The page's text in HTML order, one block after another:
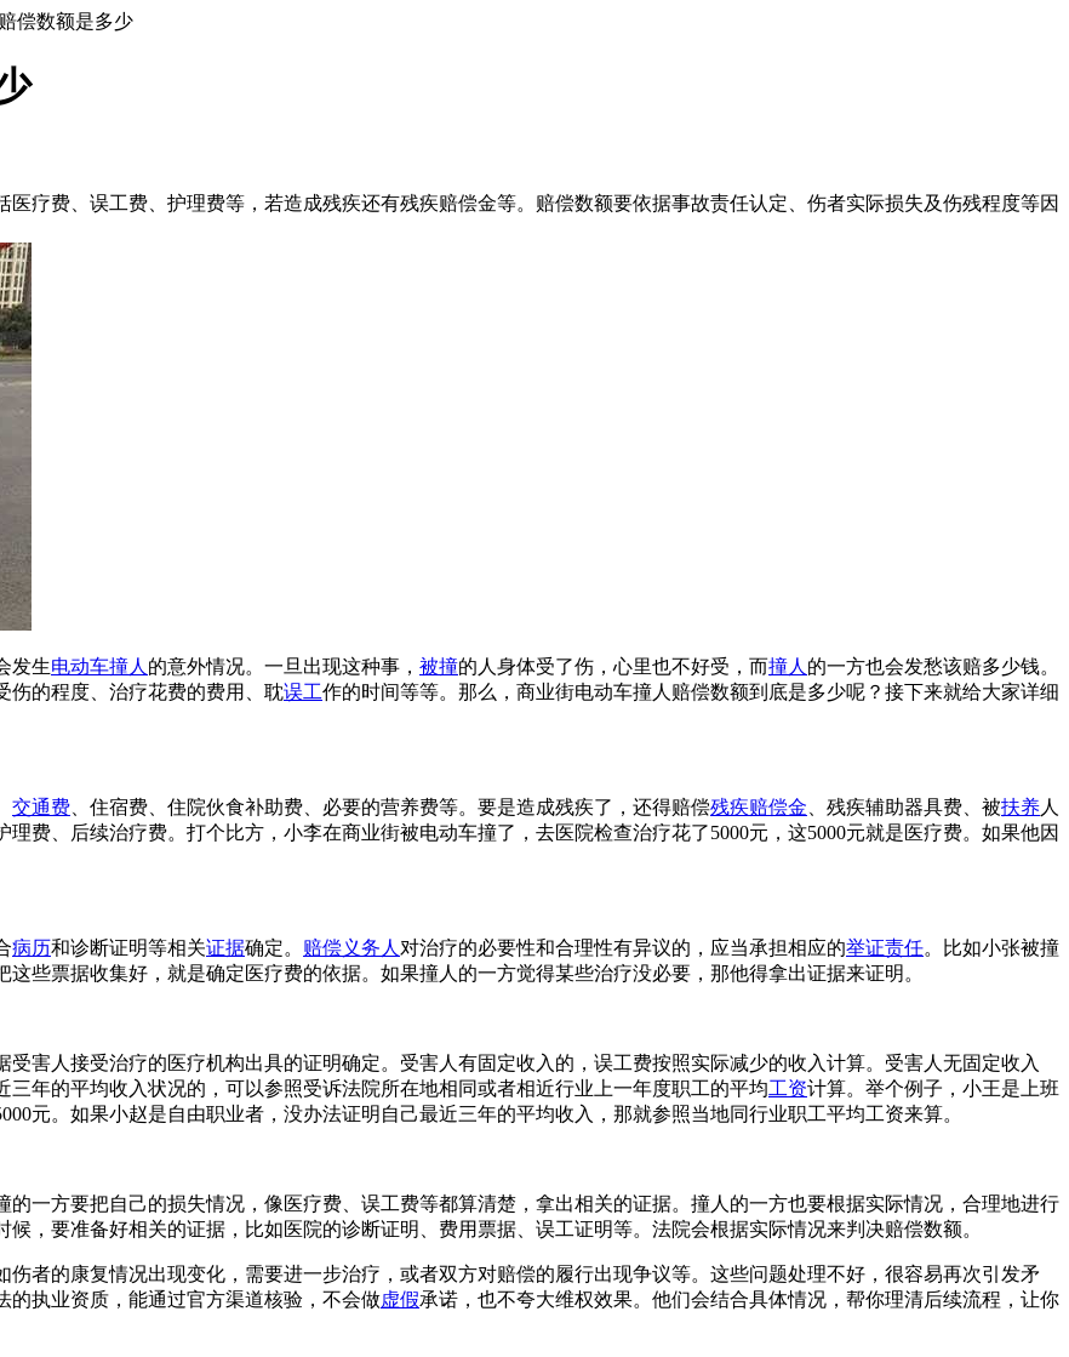
偿数额是多少
疗费、误工费、护理费等，若造成残疾还有残疾赔偿金等。赔偿数额要依据事故责任认定、伤者实际损失及伤残程度等因
发生电动车撞人 的意外情况。一旦出现这种事， 被撞的人身体受了伤，心里也不好受，而撞人 的一方也会发愁该赔多少钱。
伤的程度、治疗花费的费用、耽误工作的时间等等。那么，商业街电动车撞人赔偿数额到底是多少呢？接下来就给大家详细
交通费 、住宿费、住院伙食补助费、必要的营养费等。要是造成残疾了，还得赔偿残疾赔偿金 、残疾辅助器具费、被扶养人
费、后续治疗费。打个比方，小李在商业街被电动车撞了，去医院检查治疗花了5000元，这5000元就是医疗费。如果他因
病历和诊断证明等相关证据确定。 赔偿义务人 对治疗的必要性和合理性有异议的，应当承担相应的举证责任。比如小张被撞
些票据收集好，就是确定医疗费的依据。如果撞人的一方觉得某些治疗没必要，那他得拿出证据来证明。
害人接受治疗的医疗机构出具的证明确定。受害人有固定收入的，误工费按照实际减少的收入计算。受害人无固定收入
年的平均收入状况的，可以参照受诉法院所在地相同或者相近行业上一年度职工的平均工资计算。举个例子，小王是上班
元。如果小赵是自由职业者，没办法证明自己最近三年的平均收入，那就参照当地同行业职工平均工资来算。
一方要把自己的损失情况，像医疗费、误工费等都算清楚，拿出相关的证据。撞人的一方也要根据实际情况，合理地进行
候，要准备好相关的证据，比如医院的诊断证明、费用票据、误工证明等。法院会根据实际情况来判决赔偿数额。
者的康复情况出现变化，需要进一步治疗，或者双方对赔偿的履行出现争议等。这些问题处理不好，很容易再次引发矛
的执业资质，能通过官方渠道核验，不会做虚假承诺，也不夸大维权效果。他们会结合具体情况，帮你理清后续流程，让你